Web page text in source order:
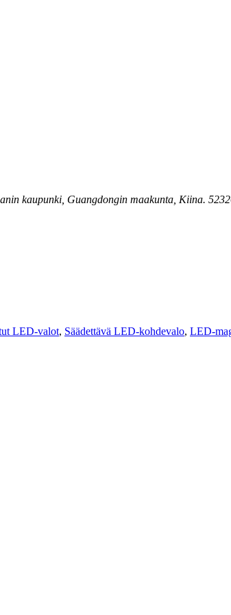
kaupunki, Guangdongin maakunta, Kiina.
LED-valot, Säädettävä LED-kohdevalo, LED-